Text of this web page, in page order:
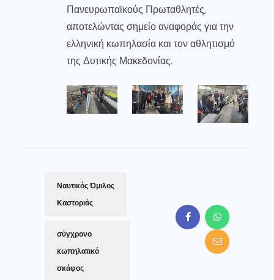
Πανευρωπαϊκούς Πρωταθλητές,
αποτελώντας σημείο αναφοράς για την
ελληνική κωπηλασία και τον αθλητισμό
της Δυτικής Μακεδονίας.
Ναυτικός Όμιλος
Καστοριάς
σύγχρονο
κωπηλατικό
σκάφος